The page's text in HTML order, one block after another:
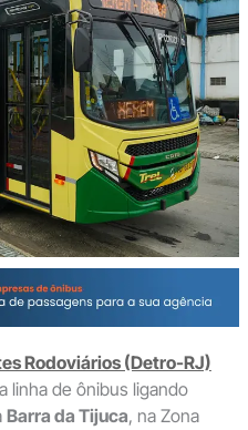
Rodoviários (Detro-RJ)
linha de ônibus ligando
Barra da Tijuca, na Zona